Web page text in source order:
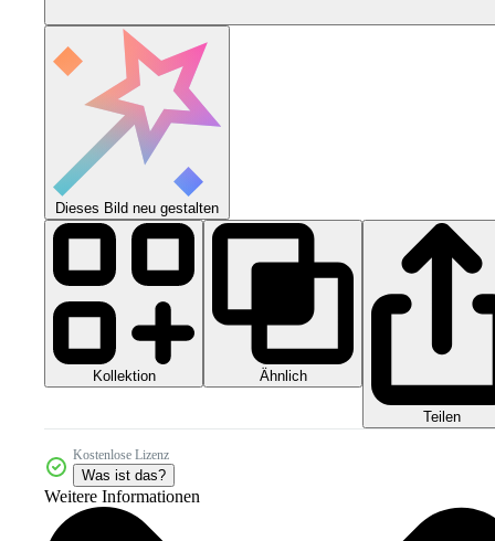
Dieses Bild neu gestalten
Kollektion Ähnlich
Teilen
Kostenlose Lizenz
Was ist das?
Weitere Informationen